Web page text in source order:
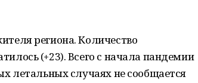
региона. Количество
(+23). Всего с начала пандемии
летальных случаях не сообщается